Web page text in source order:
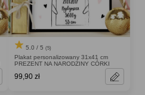
5.0 / 5 (5)
Plakat personalizowany 31x41 cm
PREZENT NA NARODZINY CÓRKI
99,90 zł